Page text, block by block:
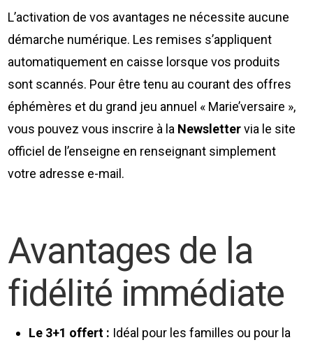
L’activation de vos avantages ne nécessite aucune
démarche numérique. Les remises s’appliquent
automatiquement en caisse lorsque vos produits
sont scannés. Pour être tenu au courant des offres
éphémères et du grand jeu annuel « Marie’versaire »,
vous pouvez vous inscrire à la Newslettervia le site
officiel de l’enseigne en renseignant simplement
votre adresse e-mail.
Avantages de la
fidélité immédiate
Le 3+1 offert : Idéal pour les familles ou pour la